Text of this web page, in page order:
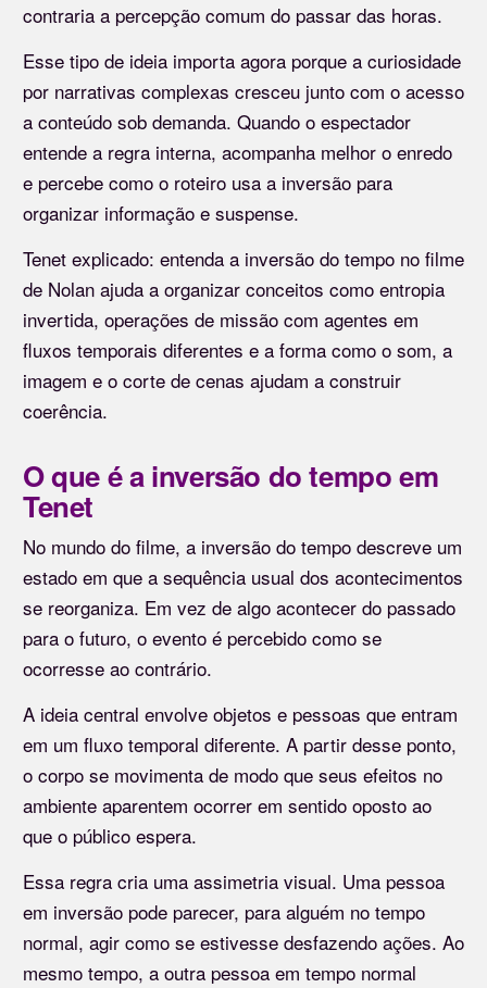
contraria a percepção comum do passar das horas.
Esse tipo de ideia importa agora porque a curiosidade
por narrativas complexas cresceu junto com o acesso
a conteúdo sob demanda. Quando o espectador
entende a regra interna, acompanha melhor o enredo
e percebe como o roteiro usa a inversão para
organizar informação e suspense.
Tenet explicado: entenda a inversão do tempo no filme
de Nolan ajuda a organizar conceitos como entropia
invertida, operações de missão com agentes em
fluxos temporais diferentes e a forma como o som, a
imagem e o corte de cenas ajudam a construir
coerência.
O que é a inversão do tempo em
Tenet
No mundo do filme, a inversão do tempo descreve um
estado em que a sequência usual dos acontecimentos
se reorganiza. Em vez de algo acontecer do passado
para o futuro, o evento é percebido como se
ocorresse ao contrário.
A ideia central envolve objetos e pessoas que entram
em um fluxo temporal diferente. A partir desse ponto,
o corpo se movimenta de modo que seus efeitos no
ambiente aparentem ocorrer em sentido oposto ao
que o público espera.
Essa regra cria uma assimetria visual. Uma pessoa
em inversão pode parecer, para alguém no tempo
normal, agir como se estivesse desfazendo ações. Ao
mesmo tempo, a outra pessoa em tempo normal